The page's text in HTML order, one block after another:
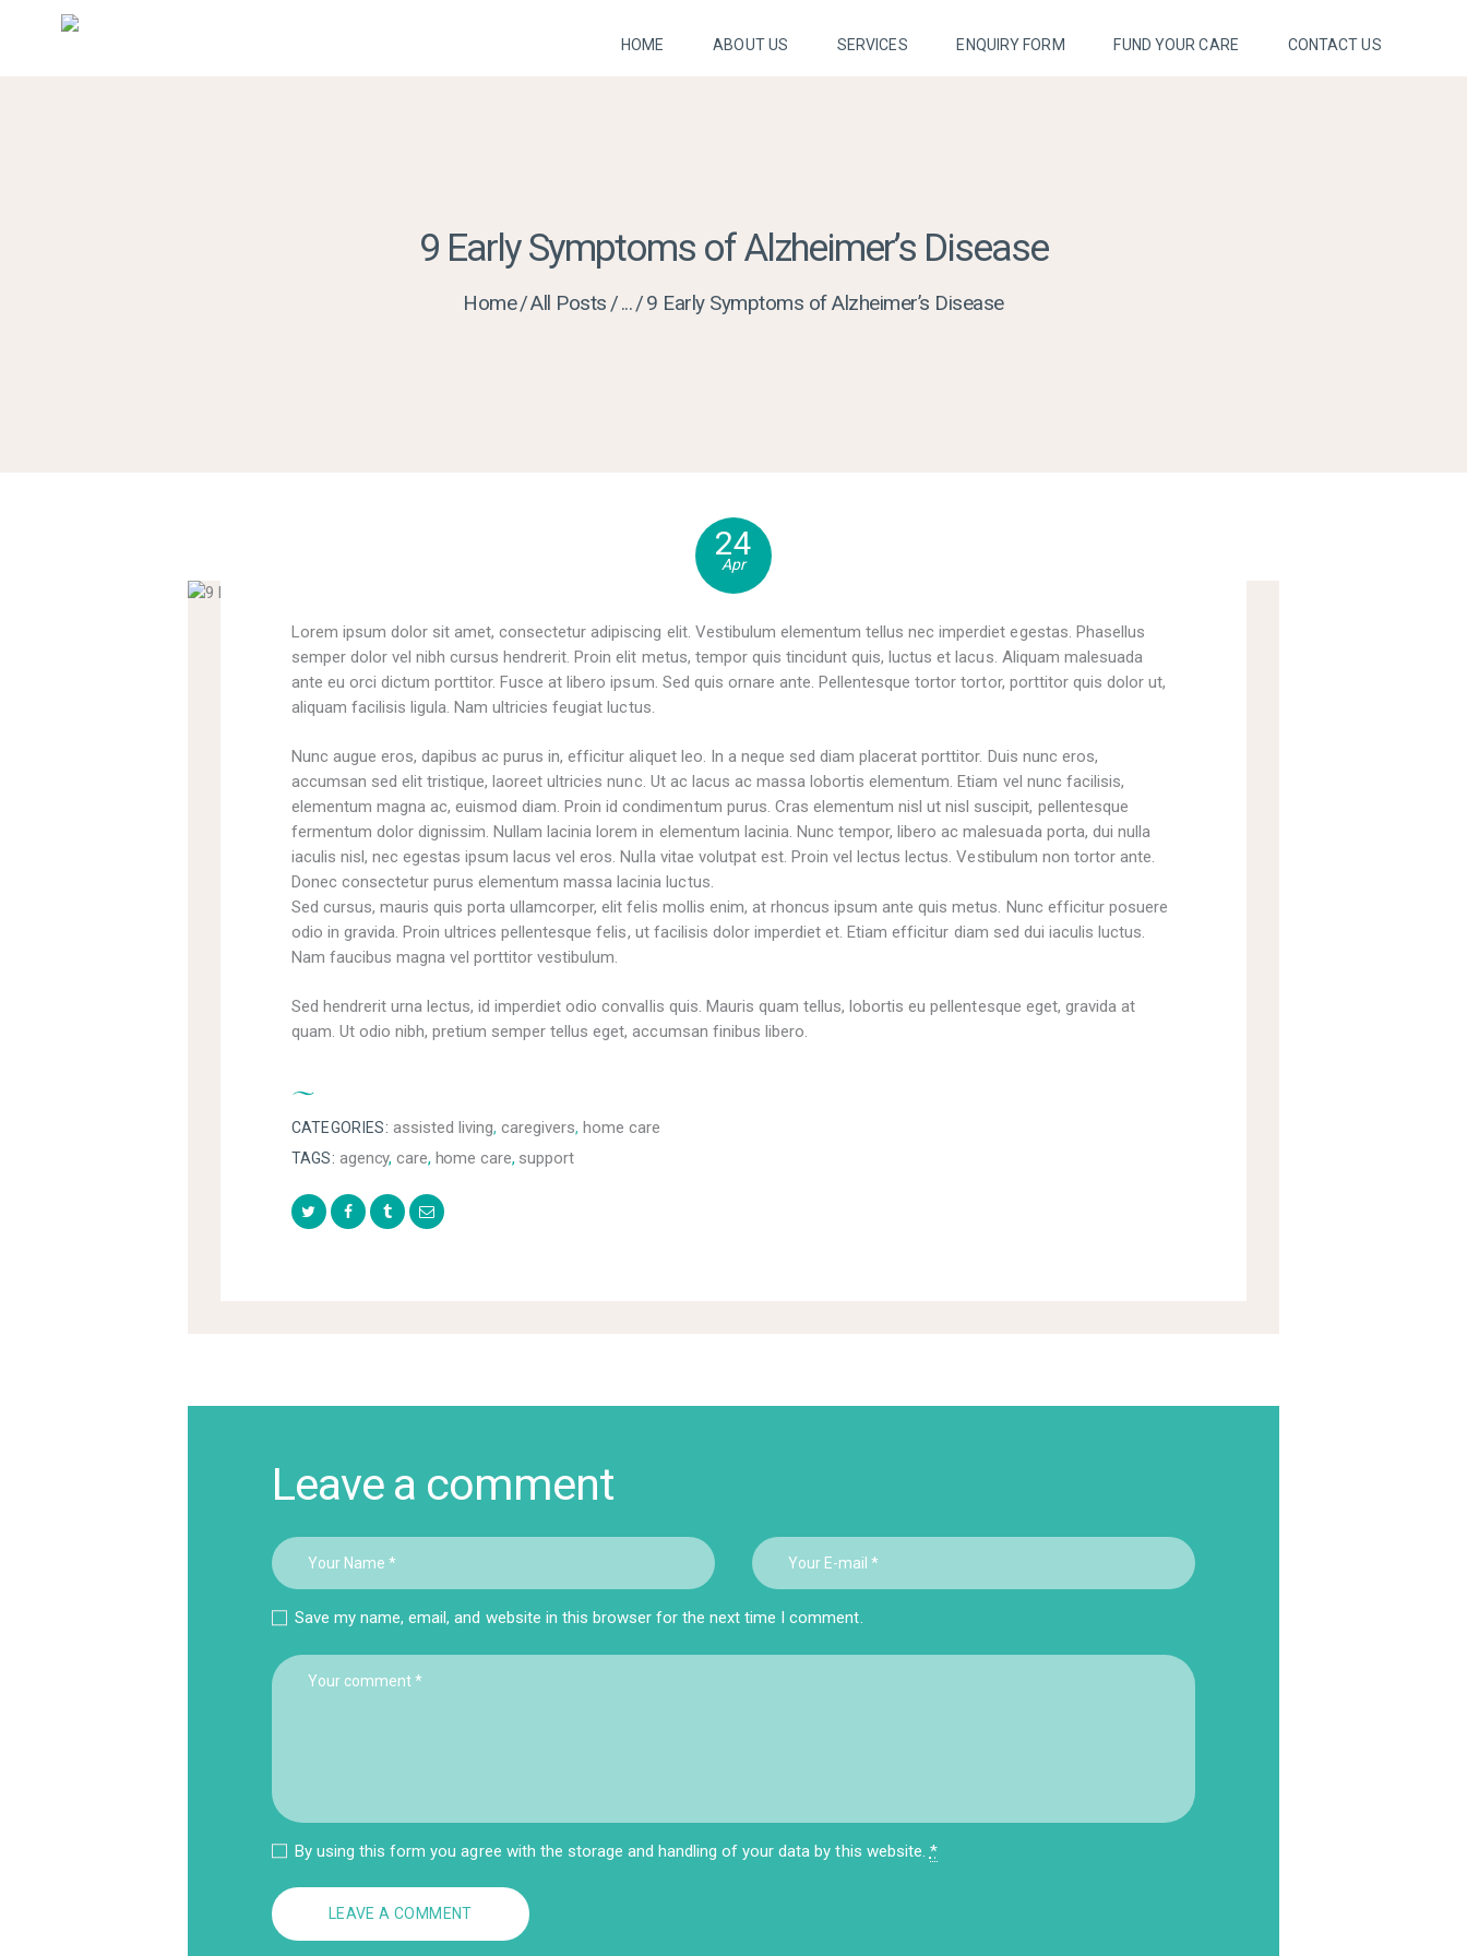
HOME ABOUT US SERVICES ENQUIRY FORM FUND YOUR CARE CONTACT US
9 Early Symptoms of Alzheimer’s Disease
Home All Posts ... 9 Early Symptoms of Alzheimer’s Disease
HOME
FUND YOUR
CARE
24
Apr
Lorem ipsum dolor sit amet, consectetur adipiscing elit. Vestibulum elementum tellus nec imperdiet egestas. Phasellus
semper dolor vel nibh cursus hendrerit. Proin elit metus, tempor quis tincidunt quis, luctus et lacus. Aliquam malesuada
ante eu orci dictum porttitor. Fusce at libero ipsum. Sed quis ornare ante. Pellentesque tortor tortor, porttitor quis dolor ut,
aliquam facilisis ligula. Nam ultricies feugiat luctus.
Nunc augue eros, dapibus ac purus in, efficitur aliquet leo. In a neque sed diam placerat porttitor. Duis nunc eros,
accumsan sed elit tristique, laoreet ultricies nunc. Ut ac lacus ac massa lobortis elementum. Etiam vel nunc facilisis,
elementum magna ac, euismod diam. Proin id condimentum purus. Cras elementum nisl ut nisl suscipit, pellentesque
fermentum dolor dignissim. Nullam lacinia lorem in elementum lacinia. Nunc tempor, libero ac malesuada porta, dui nulla
iaculis nisl, nec egestas ipsum lacus vel eros. Nulla vitae volutpat est. Proin vel lectus lectus. Vestibulum non tortor ante.
Donec consectetur purus elementum massa lacinia luctus.
Sed cursus, mauris quis porta ullamcorper, elit felis mollis enim, at rhoncus ipsum ante quis metus. Nunc efficitur posuere
odio in gravida. Proin ultrices pellentesque felis, ut facilisis dolor imperdiet et. Etiam efficitur diam sed dui iaculis luctus.
Nam faucibus magna vel porttitor vestibulum.
Sed hendrerit urna lectus, id imperdiet odio convallis quis. Mauris quam tellus, lobortis eu pellentesque eget, gravida at
quam. Ut odio nibh, pretium semper tellus eget, accumsan finibus libero.
CATEGORIES: assisted living, caregivers, home care
TAGS: agency,care, home care, support
Leave a comment
Save my name, email, and website in this browser for the next time I comment.
By using this form you agree with the storage and handling of your data by this website. *